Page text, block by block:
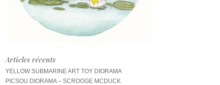
Articles récents
YELLOW SUBMARINE ART TOY DIORAMA
PICSOU DIORAMA – SCROOGE MCDUCK